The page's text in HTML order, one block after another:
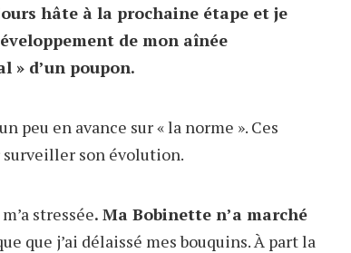
hâte à la prochaine étape et je
de mon aînée
» d’un poupon.
peu en avance sur « la norme ». Ces
son évolution.
stressée. Ma Bobinette n’a marché
que j’ai délaissé mes bouquins. À part la